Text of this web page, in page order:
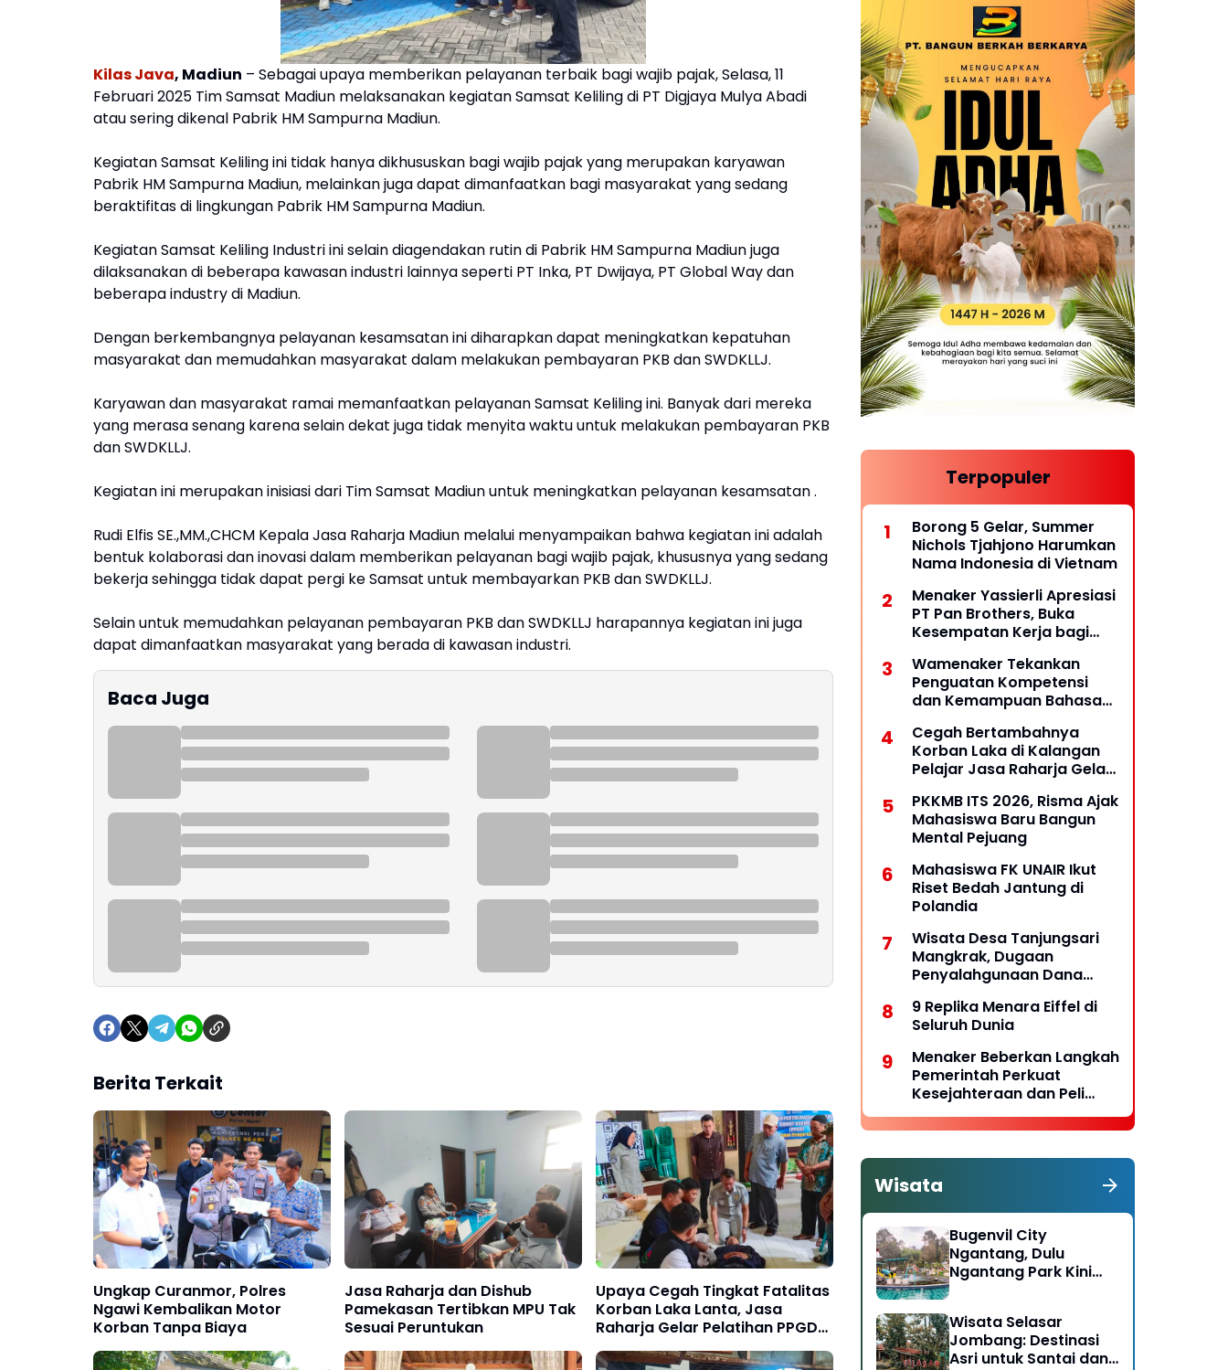
Kilas Java, Madiun – Sebagai upaya memberikan pelayanan terbaik bagi wajib pajak, Selasa, 11
Februari 2025 Tim Samsat Madiun melaksanakan kegiatan Samsat Keliling di PT Digjaya Mulya Abadi
atau sering dikenal Pabrik HM Sampurna Madiun.
Kegiatan Samsat Keliling ini tidak hanya dikhususkan bagi wajib pajak yang merupakan karyawan
Pabrik HM Sampurna Madiun, melainkan juga dapat dimanfaatkan bagi masyarakat yang sedang
beraktifitas di lingkungan Pabrik HM Sampurna Madiun.
Kegiatan Samsat Keliling Industri ini selain diagendakan rutin di Pabrik HM Sampurna Madiun juga
dilaksanakan di beberapa kawasan industri lainnya seperti PT Inka, PT Dwijaya, PT Global Way dan
beberapa industry di Madiun.
Dengan berkembangnya pelayanan kesamsatan ini diharapkan dapat meningkatkan kepatuhan
masyarakat dan memudahkan masyarakat dalam melakukan pembayaran PKB dan SWDKLLJ.
Karyawan dan masyarakat ramai memanfaatkan pelayanan Samsat Keliling ini. Banyak dari mereka
yang merasa senang karena selain dekat juga tidak menyita waktu untuk melakukan pembayaran PKB
dan SWDKLLJ.
Kegiatan ini merupakan inisiasi dari Tim Samsat Madiun untuk meningkatkan pelayanan kesamsatan .
Rudi Elfis SE.,MM.,CHCM Kepala Jasa Raharja Madiun melalui menyampaikan bahwa kegiatan ini adalah
bentuk kolaborasi dan inovasi dalam memberikan pelayanan bagi wajib pajak, khususnya yang sedang
bekerja sehingga tidak dapat pergi ke Samsat untuk membayarkan PKB dan SWDKLLJ.
Selain untuk memudahkan pelayanan pembayaran PKB dan SWDKLLJ harapannya kegiatan ini juga
dapat dimanfaatkan masyarakat yang berada di kawasan industri.
Baca Juga
Berita Terkait
Ungkap Curanmor, Polres
Ngawi Kembalikan Motor
Korban Tanpa Biaya
Jasa Raharja dan Dishub
Pamekasan Tertibkan MPU Tak
Sesuai Peruntukan
Upaya Cegah Tingkat Fatalitas
Korban Laka Lanta, Jasa
Raharja Gelar Pelatihan PPGD
Bersama RSUD Srengat
Terpopuler
Borong 5 Gelar, Summer
Nichols Tjahjono Harumkan
Nama Indonesia di Vietnam
Menaker Yassierli Apresiasi
PT Pan Brothers, Buka
Kesempatan Kerja bagi
Wamenaker Tekankan
Penguatan Kompetensi
dan Kemampuan Bahasa
Kerja
Cegah Bertambahnya
Korban Laka di Kalangan
Pelajar Jasa Raharja Gelar
PKKMB ITS 2026, Risma Ajak
Mahasiswa Baru Bangun
Mental Pejuang
Mahasiswa FK UNAIR Ikut
Riset Bedah Jantung di
Polandia
Wisata Desa Tanjungsari
Mangkrak, Dugaan
Penyalahgunaan Dana
9 Replika Menara Eiffel di
Seluruh Dunia
Menaker Beberkan Langkah
Pemerintah Perkuat
Kesejahteraan dan Peli
ndungan Pekerja
Wisata
Bugenvil City
Ngantang, Dulu
Ngantang Park Kini
Wisata Selasar
Jombang: Destinasi
Asri untuk Santai dan